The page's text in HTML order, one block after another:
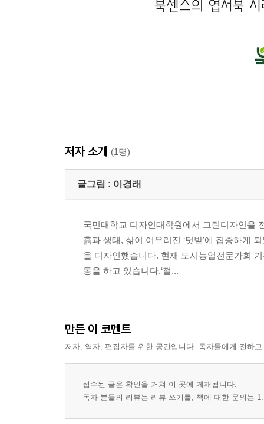
저자 소개 (1명)
글그림 : 이경래
국민대학교 디자인대학원에서 그린디자인을
흙과 생태, 삶이 어우러진 ‘텃밭’에 집중하게
을 디자인했습니다. 현재 도시농업전문가회
동을 하고 있습니다.‘절...
만든 이 코멘트
저자, 역자, 편집자를 위한 공간입니다. 독자들에게 전하
접수된 글은 확인을 거쳐 이 곳에 게재됩니다.
독자 분들의 리뷰는 리뷰 쓰기를, 책에 대한 문의는